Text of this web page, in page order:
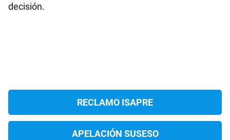
decisión.
RECLAMO ISAPRE
APELACIÓN SUSESO